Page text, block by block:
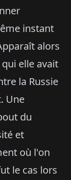
instant
alors
elle avait
la Russie
Une
du
et
où l'on
le cas lors